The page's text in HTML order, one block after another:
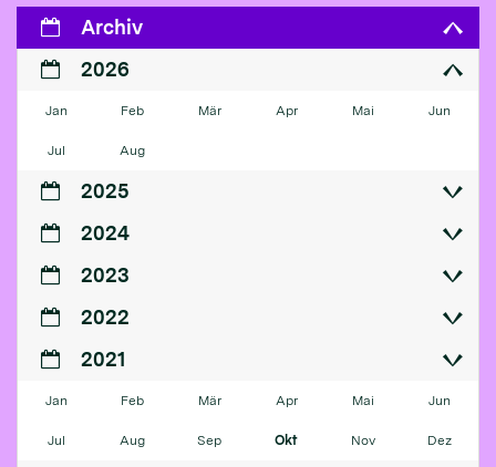
Archiv
2026
Jan Feb Mär Apr Mai Jun
Jul Aug
2025
2024
2023
2022
2021
Jan Feb Mär Apr Mai Jun
Jul Aug Sep Okt Nov Dez